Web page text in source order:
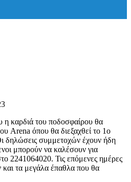
η καρδιά του ποδοσφαίρου θα
Arena όπου θα διεξαχθεί το 1ο
δηλώσεις συμμετοχών έχουν ήδη
μπορούν να καλέσουν για
2241064020. Τις επόμενες ημέρες
και τα μεγάλα έπαθλα που θα